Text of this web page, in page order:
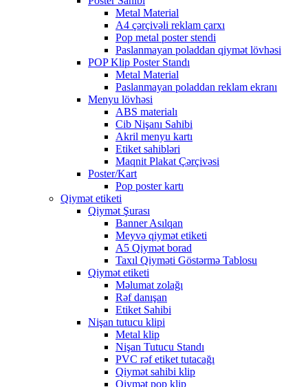
Metal Material
A4 çərçivəli reklam çarxı
Pop metal poster stendi
Paslanmayan poladdan qiymət lövhəsi
POP Klip Poster Standı
Metal Material
Paslanmayan poladdan reklam ekranı
Menyu lövhəsi
ABS materialı
Cib Nişanı Sahibi
Akril menyu kartı
Etiket sahibləri
Maqnit Plakat Çərçivəsi
Poster/Kart
Pop poster kartı
Qiymət etiketi
Qiymət Şurası
Banner Asılqan
Meyvə qiymət etiketi
A5 Qiymət borad
Taxıl Qiyməti Göstərmə Tablosu
Qiymət etiketi
Məlumat zolağı
Rəf danışan
Etiket Sahibi
Nişan tutucu klipi
Metal klip
Nişan Tutucu Standı
PVC rəf etiket tutacağı
Qiymət sahibi klip
Qiymət pop klip